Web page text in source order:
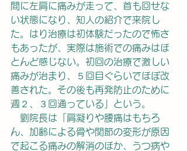
間に左肩に痛みが走って、首も回せな
い状態になり、知人の紹介で来院し
た。はり治療は初体験だったので怖さ
もあったが、実際は施術での痛みはほ
とんど感じない。初回の治療で激しい
痛みが治まり、５回目ぐらいでほぼ改
善された。その後も再発防止のために
週２、３回通っている」という。
劉院長は「肩凝りや腰痛はもちろ
ん、加齢による骨や関節の変形が原因
で起こる痛みの解消のほか、うつ病や